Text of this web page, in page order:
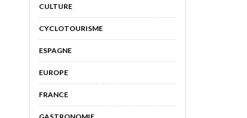
CULTURE
CYCLOTOURISME
ESPAGNE
EUROPE
FRANCE